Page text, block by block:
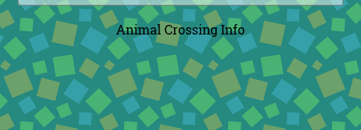
Animal Crossing Info